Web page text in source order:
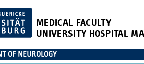
MEDICAL FACULTY
UNIVERSITY HOSPITAL
OF NEUROLOGY